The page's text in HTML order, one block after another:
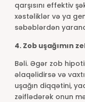
qarşısını effektiv
xəstəliklər və ya
səbəblərdən
4. Zob uşağımın
Bəli. Əgər zob
əlaqəlidirsə və
uşağın diqqətini,
zəiflədərək onun